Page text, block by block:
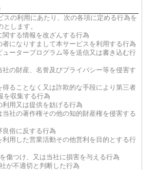
スの利用にあたり、次の各項に定める行為を
します。
関する情報を改ざんする行為
者になりすまして本サービスを利用する行為
ュータープログラム等を送信又は書き込む行
社の財産、名誉及びプライバシー等を侵害す
得ることなく又は詐欺的な手段により第三者
を収集する行為
利用又は提供を妨げる行為
当社の著作権その他の知的財産権を侵害する
良俗に反する行為
利用した営業活動その他営利を目的とする行
傷つけ、又は当社に損害を与える行為
が不適切と判断した行為